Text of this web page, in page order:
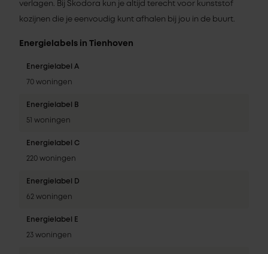
verlagen. Bij Skodora kun je altijd terecht voor kunststof
kozijnen die je eenvoudig kunt afhalen bij jou in de buurt.
Energielabels in Tienhoven
Energielabel A
70 woningen
Energielabel B
51 woningen
Energielabel C
220 woningen
Energielabel D
62 woningen
Energielabel E
23 woningen